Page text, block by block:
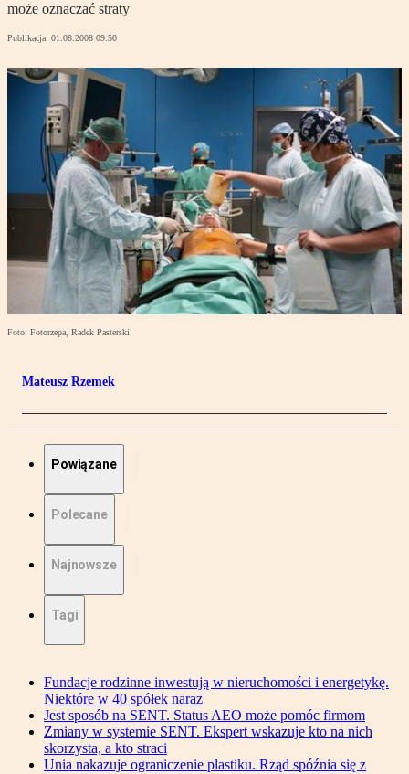
może oznaczać straty
Publikacja: 01.08.2008 09:50
Foto: Fotorzepa, Radek Pasterski
Mateusz Rzemek
Powiązane
Polecane
Najnowsze
Tagi
Fundacje rodzinne inwestują w nieruchomości i energetykę.
Niektóre w 40 spółek naraz
Jest sposób na SENT. Status AEO może pomóc firmom
Zmiany w systemie SENT. Ekspert wskazuje kto na nich
skorzysta, a kto straci
Unia nakazuje ograniczenie plastiku. Rząd spóźnia się z